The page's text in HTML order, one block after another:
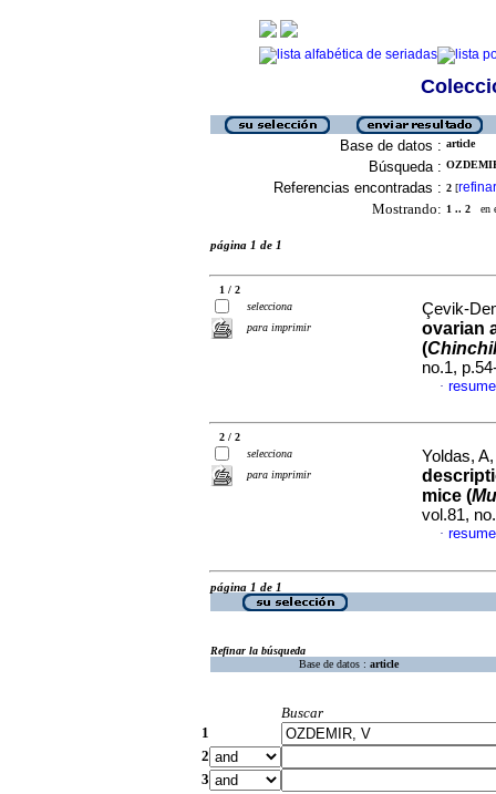
Base de datos : article
Búsqueda :
Referencias encontradas : 2 [refinar
Mostrando: 1 .. 2 en
página 1 de 1
1 / 2
selecciona
para imprimir
Çevik-
ovarian
(
no.1,
·
2 / 2
selecciona
para imprimir
Yoldas,
mice (
vol.81,
·
página 1 de 1
Refinar la búsqueda
Base de datos : article
Buscar
1
2
3